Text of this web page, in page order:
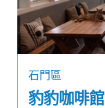
石門區
豹豹咖啡